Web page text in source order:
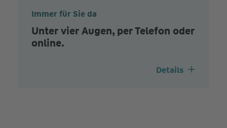
Immer für Sie da
Unter vier Augen, per Telefon oder
online.
Details